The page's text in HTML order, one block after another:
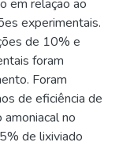
em relação ao
experimentais.
de 10% e
foram
Foram
de eficiência de
no
de lixiviado